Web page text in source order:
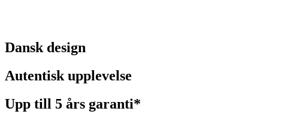
Dansk design
Autentisk upplevelse
Upp till 5 års garanti*